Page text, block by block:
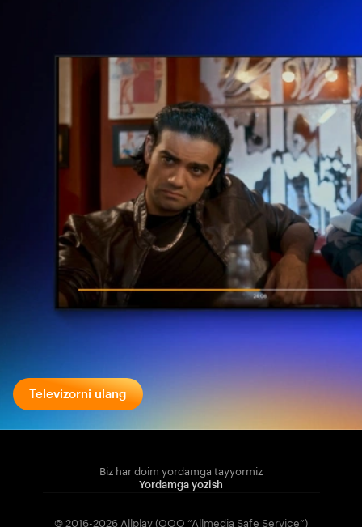
Televizorni ulang
Biz har doim yordamga tayyormiz
Yordamga yozish
© 2016-2026 Allplay (OOO “Allmedia Safe Service”)